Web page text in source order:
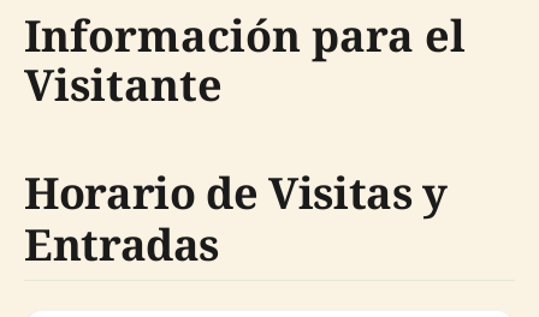
Información para el
Visitante
Horario de Visitas y
Entradas